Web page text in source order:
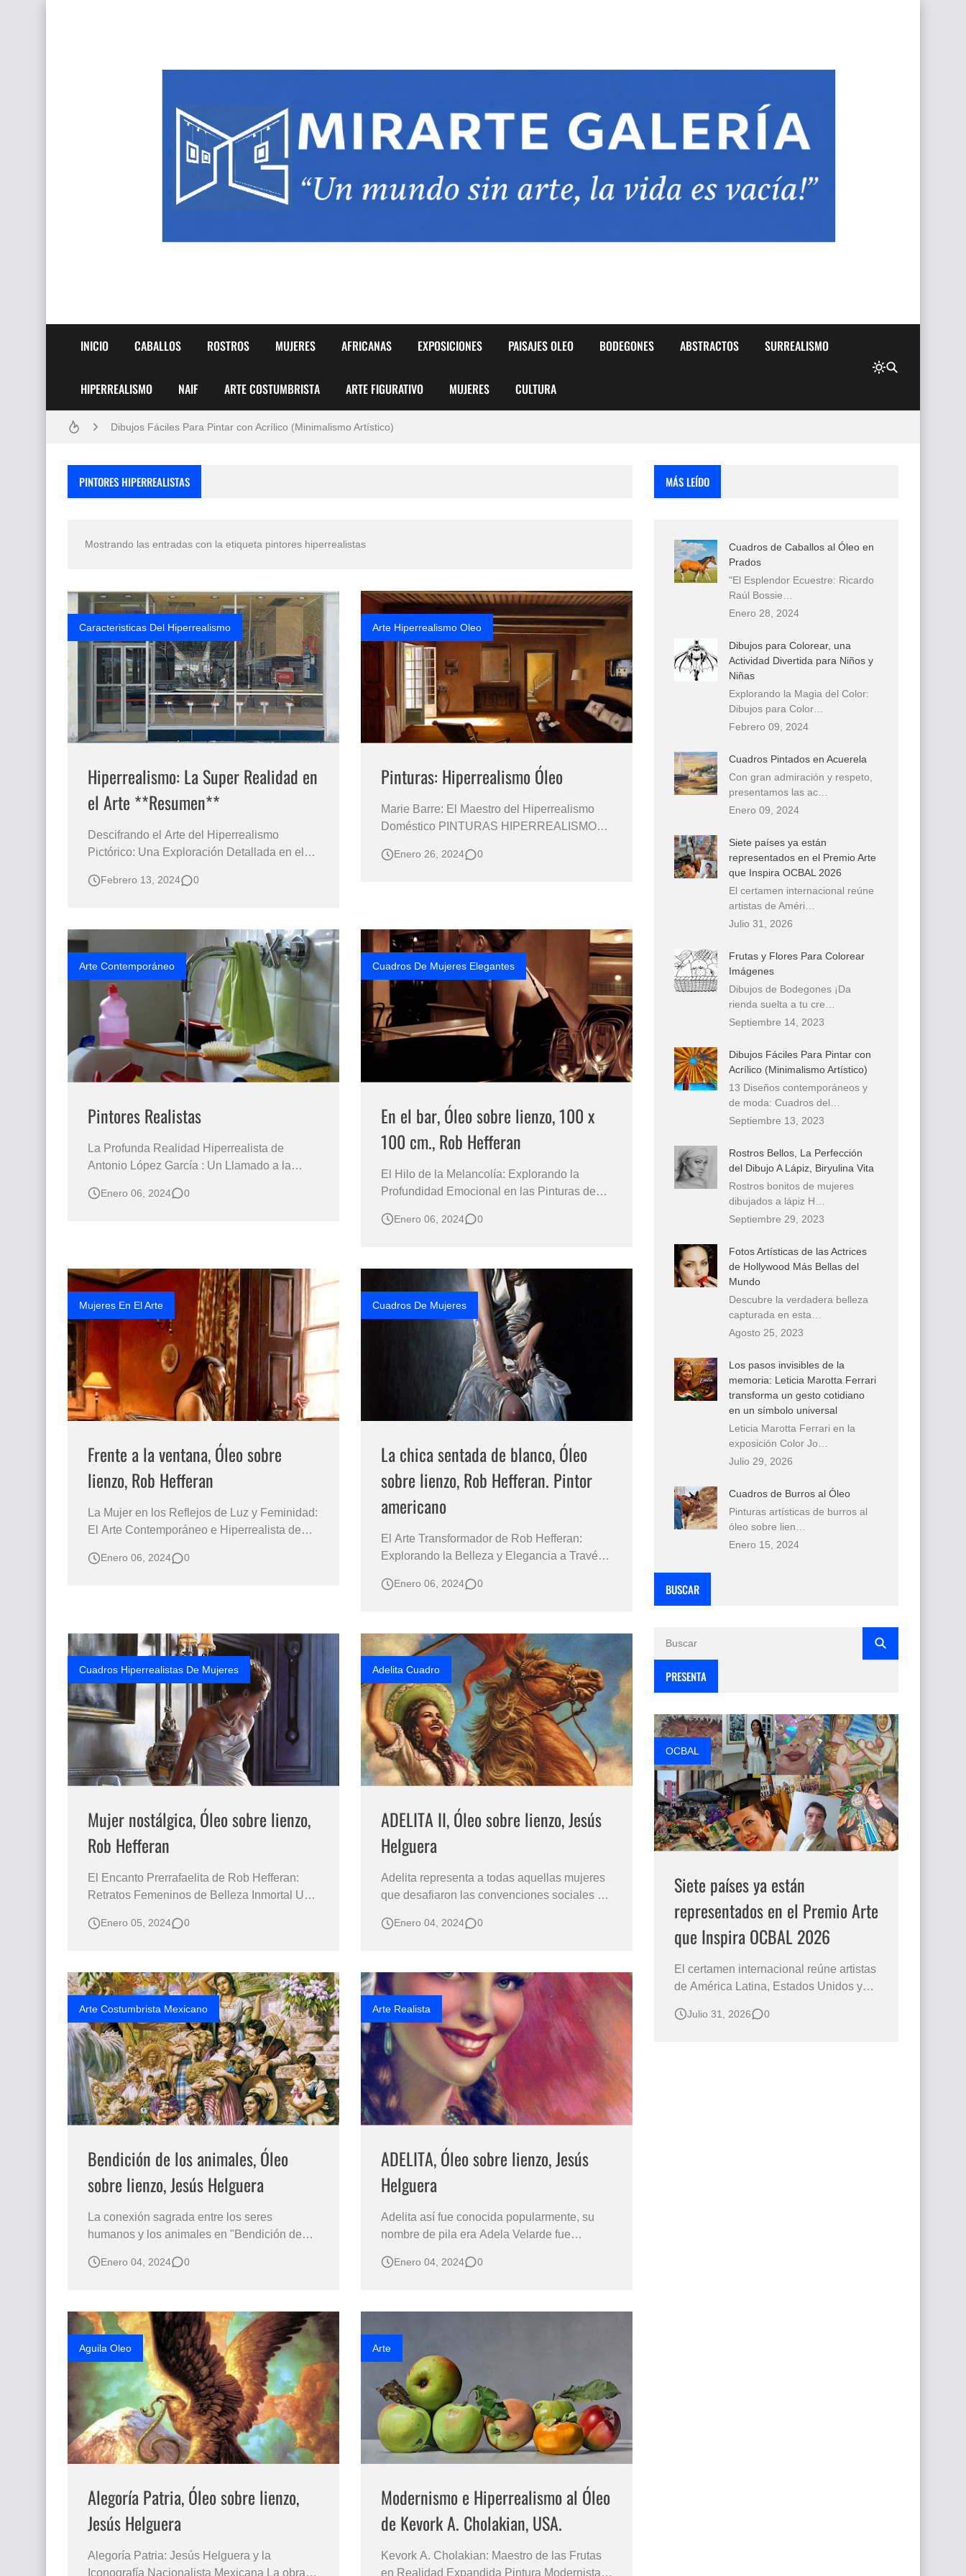
INICIO CABALLOS ROSTROS MUJERES AFRICANAS EXPOSICIONES PAISAJES OLEO BODEGONES ABSTRACTOS SURREALISMO
HIPERREALISMO NAIF ARTE COSTUMBRISTA ARTE FIGURATIVO MUJERES CULTURA
Frutas y Flores Para Colorear Imágenes
Dibujos para Colorear, una Actividad Divertida para Niños y Niñas
Dibujos Fáciles Para Pintar con Acrílico (Minimalismo Artístico)
Que significan los cuadros de negras africanas?
El mundo del arte en pintura surrealista
PINTORES HIPERREALISTAS
Mostrando las entradas con la etiqueta pintores hiperrealistas
Caracteristicas Del Hiperrealismo
Hiperrealismo: La Super Realidad en
el Arte **Resumen**
Descifrando el Arte del Hiperrealismo
Pictórico: Una Exploración Detallada en el
pintada en el año de 1976 es una de las
Nueva York del pintor estadounidense
Richard Estes El…
Febrero 13, 2024 0
Arte Hiperrealismo Oleo
Pinturas: Hiperrealismo Óleo
Marie Barre: El Maestro del Hiperrealismo
Doméstico PINTURAS HIPERREALISMO
Lienzo Arte Hiperrealista Pintura
en escenas internas de vivien…
Enero 26, 2024 0
Arte Contemporáneo
Pintores Realistas
La Profunda Realidad Hiperrealista de
Antonio López García : Un Llamado a la
bodegones un viaje visual a través de la
Enero 06, 2024 0
Cuadros De Mujeres Elegantes
En el bar, Óleo sobre lienzo, 100 x
100 cm., Rob Hefferan
El Hilo de la Melancolía: Explorando la
Profundidad Emocional en las Pinturas de
Feminidad y la Sensibilidad Emocional en la
escenas cotidianas que sirven como ventana
hacia …
Enero 06, 2024 0
Mujeres En El Arte
Frente a la ventana, Óleo sobre
lienzo, Rob Hefferan
La Mujer en los Reflejos de Luz y Feminidad:
El Arte Contemporáneo e Hiperrealista de
Profundidad de la Psicología Femenina a
como un mae…
Enero 06, 2024 0
Cuadros De Mujeres
La chica sentada de blanco, Óleo
sobre lienzo, Rob Hefferan. Pintor
americano
El Arte Transformador de Rob Hefferan:
Explorando la Belleza y Elegancia a Través
Mundo Inigualable de Realismo y Emoción
un consumado artista inglés nacido en
Manchester en 1968, h…
Enero 06, 2024 0
Cuadros Hiperrealistas De Mujeres
Mujer nostálgica, Óleo sobre lienzo,
Rob Hefferan
El Encanto Prerrafaelita de Rob Hefferan:
Retratos Femeninos de Belleza Inmortal Una
elegancia, distinción se aprecian siempre en
realismo mágico del arte. Una oda
contemporánea a la gracia y la …
Enero 05, 2024 0
Adelita Cuadro
ADELITA II, Óleo sobre lienzo, Jesús
Helguera
Adelita representa a todas aquellas mujeres
que desafiaron las convenciones sociales y
ideales y los de su pueblo. Su legado
épocas, dejando un impacto duradero en
la…
Enero 04, 2024 0
Arte Costumbrista Mexicano
Bendición de los animales, Óleo
sobre lienzo, Jesús Helguera
La conexión sagrada entre los seres
humanos y los animales en "Bendición de
animales", pintada al óleo sobre lienzo por el
de espiritualidad y respeto por la vid…
Enero 04, 2024 0
Arte Realista
ADELITA, Óleo sobre lienzo, Jesús
Helguera
Adelita así fue conocida popularmente, su
nombre de pila era Adela Velarde fue
Revolución Mexicana de 1910. Cuadros
pinturas Mexicanas,…
Enero 04, 2024 0
Aguila Oleo
Alegoría Patria, Óleo sobre lienzo,
Jesús Helguera
Alegoría Patria: Jesús Helguera y la
Iconografía Nacionalista Mexicana La obra
Arte
Modernismo e Hiperrealismo al Óleo
de Kevork A. Cholakian, USA.
Kevork A. Cholakian: Maestro de las Frutas
en Realidad Expandida Pintura Modernista e
MÁS LEÍDO
Cuadros de Caballos al Óleo en
Prados
"El Esplendor Ecuestre: Ricardo
Raúl Bossie…
Enero 28, 2024
Dibujos para Colorear, una
Actividad Divertida para Niños y
Niñas
Explorando la Magia del Color:
Dibujos para Color…
Febrero 09, 2024
Cuadros Pintados en Acuerela
Con gran admiración y respeto,
presentamos las ac…
Enero 09, 2024
Siete países ya están
representados en el Premio Arte
que Inspira OCBAL 2026
El certamen internacional reúne
artistas de Améri…
Julio 31, 2026
Frutas y Flores Para Colorear
Imágenes
Dibujos de Bodegones ¡Da
rienda suelta a tu cre…
Septiembre 14, 2023
Dibujos Fáciles Para Pintar con
Acrílico (Minimalismo Artístico)
13 Diseños contemporáneos y
de moda: Cuadros del…
Septiembre 13, 2023
Rostros Bellos, La Perfección
del Dibujo A Lápiz, Biryulina Vita
Rostros bonitos de mujeres
dibujados a lápiz H…
Septiembre 29, 2023
Fotos Artísticas de las Actrices
de Hollywood Más Bellas del
Mundo
Descubre la verdadera belleza
capturada en esta…
Agosto 25, 2023
Los pasos invisibles de la
memoria: Leticia Marotta Ferrari
transforma un gesto cotidiano
en un símbolo universal
Leticia Marotta Ferrari en la
exposición Color Jo…
Julio 29, 2026
Cuadros de Burros al Óleo
Pinturas artísticas de burros al
óleo sobre lien…
Enero 15, 2024
BUSCAR
PRESENTA
OCBAL
Siete países ya están
representados en el Premio Arte
que Inspira OCBAL 2026
El certamen internacional reúne artistas
de América Latina, Estados Unidos y
continúa abierta para nuevos
Julio 31, 2026 0